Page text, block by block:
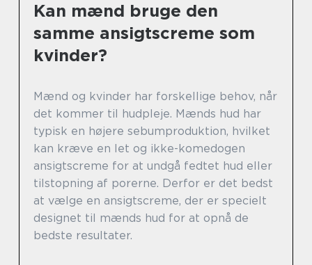
Kan mænd bruge den
samme ansigtscreme som
kvinder?
Mænd og kvinder har forskellige behov, når
det kommer til hudpleje. Mænds hud har
typisk en højere sebumproduktion, hvilket
kan kræve en let og ikke-komedogen
ansigtscreme for at undgå fedtet hud eller
tilstopning af porerne. Derfor er det bedst
at vælge en ansigtscreme, der er specielt
designet til mænds hud for at opnå de
bedste resultater.